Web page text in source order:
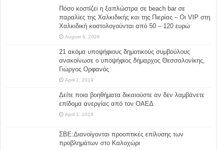
Πόσο κοστίζει η ξαπλώστρα σε beach bar σε
παραλίες της Χαλκιδικής και της Πιερίας – Οι VIP στη
Χαλκιδική κοστολογούνται από 50 – 120 ευρώ
August 6, 2026
21 ακόμα υποψήφιους δημοτικούς συμβούλους
ανακοίνωσε ο υποψήφιος δήμαρχος Θεσσαλονίκης,
Γιώργος Ορφανός
April 1, 2019
Δείτε ποια βοηθήματα δικαιούστε αν δεν λαμβάνετε
επίδομα ανεργίας από τον ΟΑΕΔ
April 1, 2019
ΣΒΕ:Διανοίγονται προοπτικές επίλυσης των
προβλημάτων στο Καλοχώρι